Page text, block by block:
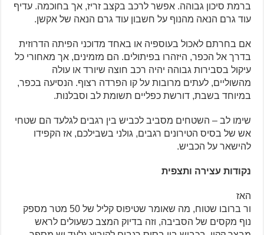
ברמת סיכון גבוהה. אפשר לרכב בקצב זריז, אך בחוכמה. עדיף
עוד גרם הנאה מהנוף על חשבון עוד גרם הנאה של אקשן.
אם בחרתם לאכול בעוספיה או באחד מדוכני הפיתה הדרוזית
בדרך אל הכפר, היזהרו בפיתולים. הם מזמינים, אך מאחורי כל
עיקול בסבירות גבוהה יהיה רכב חוצה שיורד או עולה
מהשוליים, לעתים מרובות על קו הפרדה רצוף. הנסיעה בכפר,
במיוחד בשבת, דורשת כפליים תשומת לב וסבלנות.
שימו לב – השטחים מסביב לכביש בין רגבים לגלעד הם שטחי
אש של בסיס הטירונים רגבים, גולני בשבילכם, אז הקפידו
להישאר על הכביש.
נקודות עצירה ותצפית
האז
ור ברובו שטוח, מה שאומר שטיפוס קליל של 50 מטר מספק
נוף מקסים של הסביבה, וזה בדיוק המצב כשעולים לראש